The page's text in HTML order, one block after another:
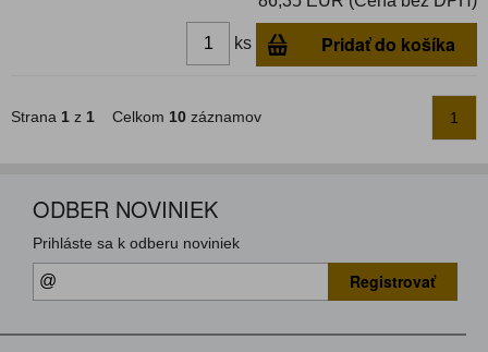
ks Pridať do košíka
Strana 1 z 1 Celkom 10 záznamov 1
ODBER NOVINIEK
Prihláste sa k odberu noviniek
Registrovať